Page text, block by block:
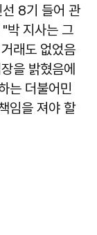
8기 들어 관
박 지사는 그
래도 없었음
을 밝혔음에
는 더불어민
임을 져야 할